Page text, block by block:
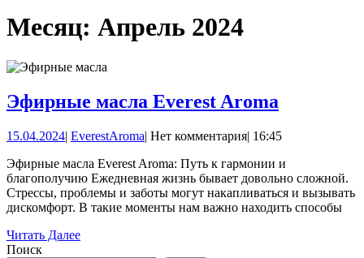
Месяц: Апрель 2024
Эфирные масла Everest Aroma
Everest
Aroma
15.04.202415.04.2024
| EverestAromaEverestAroma
| Нет комментария| 16:45
Эфирные масла Everest Aroma: Путь к гармонии и
благополучию Ежедневная жизнь бывает довольно сложной.
Стрессы, проблемы и заботы могут накапливаться и вызывать
дискомфорт. В такие моменты нам важно находить способы
Читать ДалееЧитать
Поиск